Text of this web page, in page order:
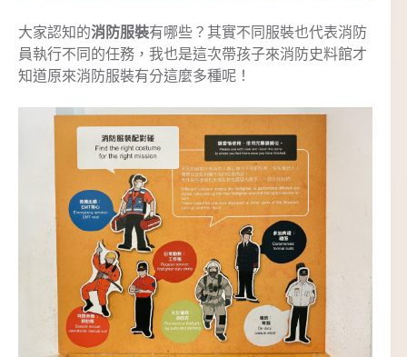
大家認知的消防服裝有哪些？其實不同服裝也代表消防
員執行不同的任務，我也是這次帶孩子來消防史料館才
知道原來消防服裝有分這麼多種呢！